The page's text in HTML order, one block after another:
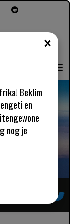
Beklim
en
nog je